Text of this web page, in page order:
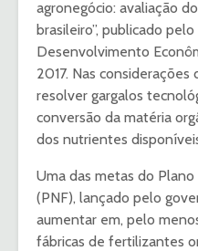
agronegócio: avaliação
brasileiro”, publicado
Desenvolvimento
2017. Nas considerações
resolver gargalos
conversão da matéria
dos nutrientes
Uma das metas do
(PNF), lançado pelo
aumentar em, pelo
fábricas de fertilizantes